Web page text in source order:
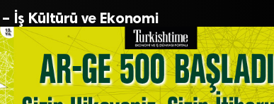
İş Kültürü ve Ekonomi